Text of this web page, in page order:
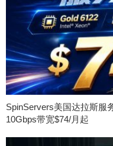
SpinServers美国达拉斯服
10Gbps带宽$74/月起